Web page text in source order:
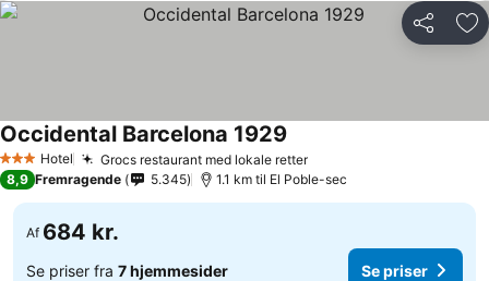
Del
3 StjernerHotel Grocs restaurant med lokale retter
Occidental Barcelona 1929
8,9 Fremragende 5.345 1.1 km til El Poble-sec
Af 684 kr.
Se priser fra 7 hjemmesider Se priser